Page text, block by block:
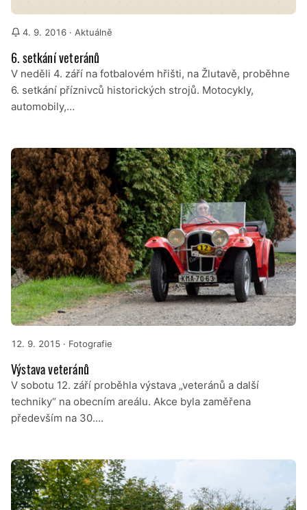
4. 9. 2016 · Aktuálně
6. setkání veteránů
V neděli 4. září na fotbalovém hřišti, na Žlutavě, proběhne
6. setkání příznivců historických strojů. Motocykly,
automobily,…
12. 9. 2015 · Fotografie
Výstava veteránů
V sobotu 12. září proběhla výstava „veteránů a další
techniky“ na obecním areálu. Akce byla zaměřena
především na 30.…